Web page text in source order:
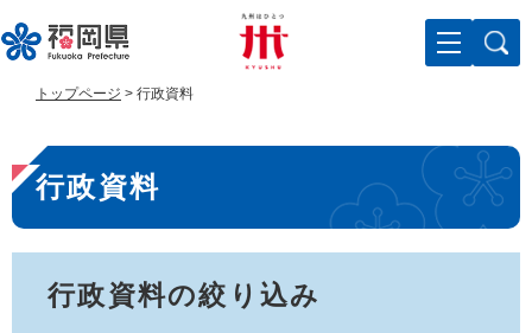
ー
ジ
で
す
ニ
ュ
ば
し
トップページ > 行政資料
本
文
行政資料
行政資料の絞り込み